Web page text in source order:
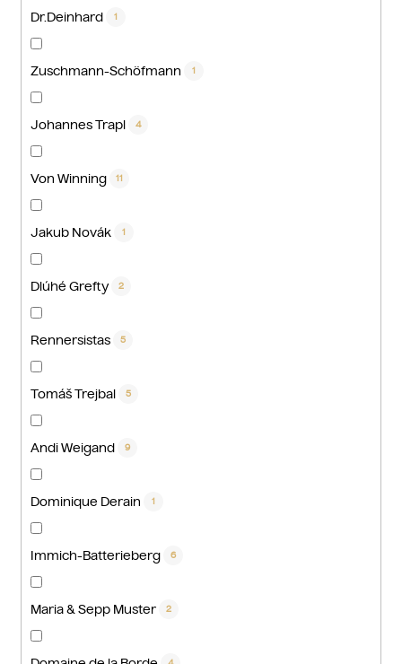
Dr.Deinhard 1
Zuschmann-Schöfmann 1
Johannes Trapl 4
Von Winning 11
Jakub Novák 1
Dlúhé Grefty 2
Rennersistas 5
Tomáš Trejbal 5
Andi Weigand 9
Dominique Derain 1
Immich-Batterieberg 6
Maria & Sepp Muster 2